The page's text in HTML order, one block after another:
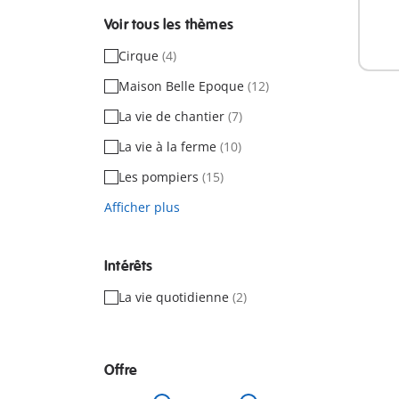
Voir tous les thèmes
Cirque (4)
Maison Belle Epoque (12)
La vie de chantier (7)
La vie à la ferme (10)
Les pompiers (15)
Afficher plus
Intérêts
La vie quotidienne (2)
Offre